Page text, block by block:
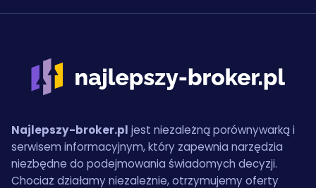
Najlepszy-broker.pl jest niezależną porównywarką i
serwisem informacyjnym, który zapewnia narzędzia
niezbędne do podejmowania świadomych decyzji.
Chociaż działamy niezależnie, otrzymujemy oferty